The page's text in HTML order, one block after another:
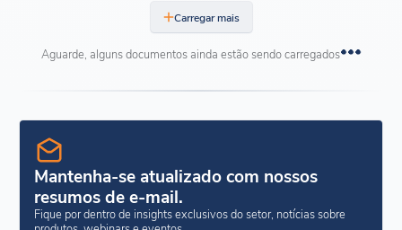
Carregar mais
Aguarde, alguns documentos ainda estão sendo carregados
Mantenha-se atualizado com nossos
resumos de e-mail.
Fique por dentro de insights exclusivos do setor, notícias sobre